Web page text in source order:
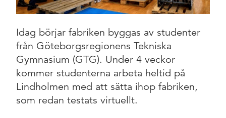
Idag börjar fabriken byggas av studenter
från Göteborgsregionens Tekniska
Gymnasium (GTG). Under 4 veckor
kommer studenterna arbeta heltid på
Lindholmen med att sätta ihop fabriken,
som redan testats virtuellt.